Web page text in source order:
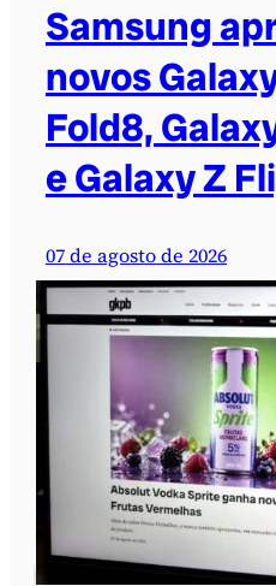
Samsung
novos
Fold8,
e Galaxy Z
07 de agosto de 2026